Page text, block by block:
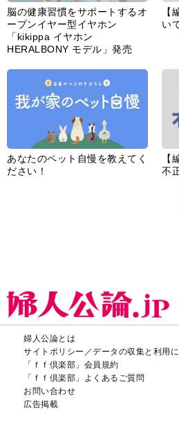
脳の健康習慣をサポートするオ
ープンイヤー型イヤホン
「kikippa イヤホン
HERALBONY モデル」発売
【
い
あなたのペット自慢を教えてく
ださい！
【
不
婦人公論とは
サイトポリシー／データの収集と利用
「ｆｆ倶楽部」会員規約
「ｆｆ倶楽部」よくあるご質問
お問い合わせ
広告掲載